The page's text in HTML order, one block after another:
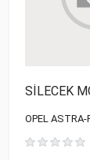
SİLECEK
OPEL